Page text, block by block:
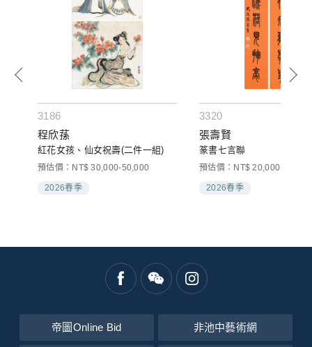
3186
程欣蓀
紅花女孩、仙女祝壽(二件一組)
預估價：NT$ 30,000-50,000
2026春季
3320
張壽賢
篆書七言聯
預估價：NT$ 20,000-30,000
2026春季
帝圖Online Bid 非池中藝術網